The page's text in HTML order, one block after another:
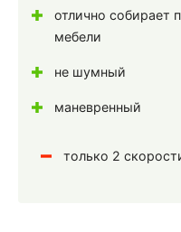
отлично собирает
мебели
не шумный
маневренный
только 2